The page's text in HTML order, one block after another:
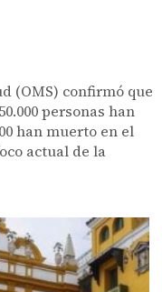
(OMS) confirmó que
personas han
han muerto en el
actual de la